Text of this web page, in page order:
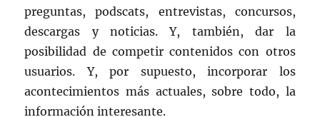
preguntas, podscats, entrevistas, concursos,
descargas y noticias. Y, también, dar la
posibilidad de competir contenidos con otros
usuarios. Y, por supuesto, incorporar los
acontecimientos más actuales, sobre todo, la
información interesante.